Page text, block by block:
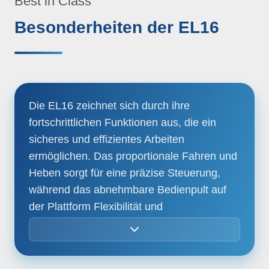
Besonderheiten der EL16
Die EL16 zeichnet sich durch ihre
fortschrittlichen Funktionen aus, die ein
sicheres und effizientes Arbeiten
ermöglichen. Das proportionale Fahren und
Heben sorgt für eine präzise Steuerung,
während das abnehmbare Bedienpult auf
der Plattform Flexibilität und
Benutzerfreundlichkeit bietet. Die
Batterieladeanzeige und das automatische
Abschalten des Batterieladegeräts